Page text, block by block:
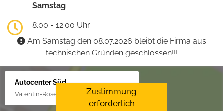
Samstag
8.00 - 12.00 Uhr
Am Samstag den 08.07.2026 bleibt die Firma aus
technischen Gründen geschlossen!!!
Autocenter Süd
Valentin-Rose-Str. 3, 16816 Neuruppin
Zustimmung
erforderlich